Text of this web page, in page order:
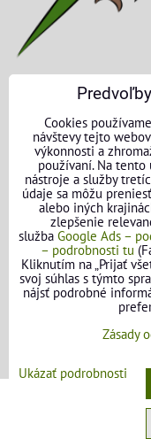
KONTAKTNÉ
O nás
Kontakt
Požičovňa
Názory našich
Mapa stránok
SLEDUJTE NÁS
Facebook
Cookies
návštevy tejto
výkonnosti a
používaní. Na
nástroje a služby
údaje sa môžu
alebo iných
zlepšenie
služba Google Ads –
– podrobnosti tu
Kliknutím na „Prijať
svoj súhlas s týmto
nájsť podrobné
Zásady
Ukázať podrobnosti